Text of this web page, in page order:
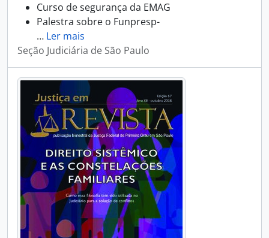
Curso de segurança da EMAG
Palestra sobre o Funpresp-
… Ler mais
Seção Judiciária de São Paulo